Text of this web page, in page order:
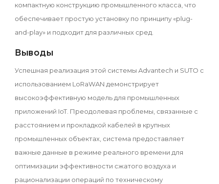
компактную конструкцию промышленного класса, что
обеспечивает простую установку по принципу «plug-
and-play» и подходит для различных сред.
Выводы
Успешная реализация этой системы Advantech и SUTO с
использованием LoRaWAN демонстрирует
высокоэффективную модель для промышленных
приложений IoT. Преодолевая проблемы, связанные с
расстоянием и прокладкой кабелей в крупных
промышленных объектах, система предоставляет
важные данные в режиме реального времени для
оптимизации эффективности сжатого воздуха и
рационализации операций по техническому